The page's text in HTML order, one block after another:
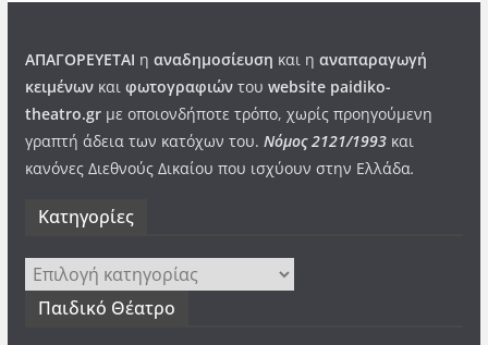
ΑΠΑΓΟΡΕΥΕΤΑΙ η αναδημοσίευση και η αναπαραγωγή
κειμένωνκαι φωτογραφιώντου website paidiko-
theatro.grμε οποιονδήποτε τρόπο, χωρίς προηγούμενη
γραπτή άδεια των κατόχων του. Νόμος 2121/1993και
κανόνες Διεθνούς Δικαίου που ισχύουν στην Ελλάδα.
Kατηγορίες
Kατηγορίες
Παιδικό Θέατρο